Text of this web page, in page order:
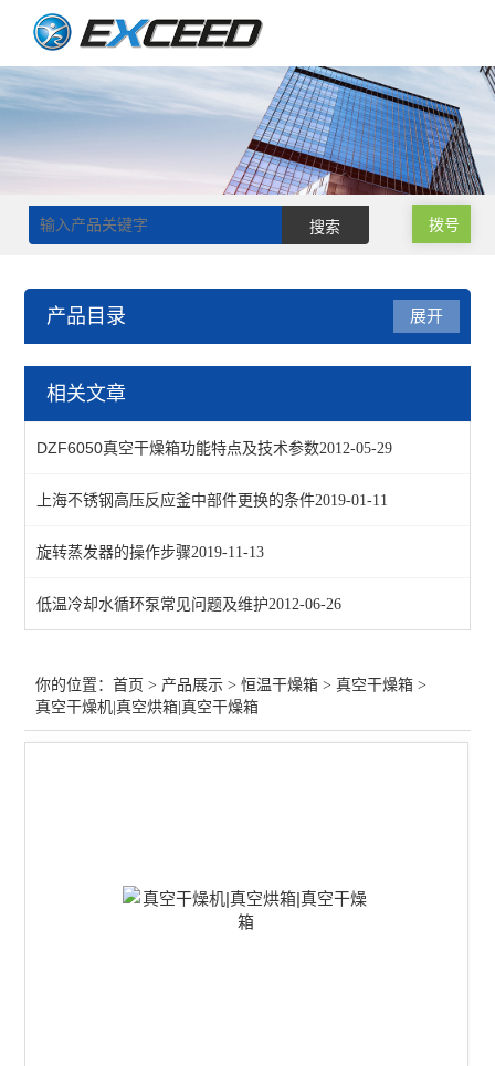
拨号
产品目录
恒温干燥箱
展开
相关文章
DZF6050真空干燥箱功能特点及技术参数2012-05-29
上海不锈钢高压反应釜中部件更换的条件2019-01-11
旋转蒸发器的操作步骤2019-11-13
低温冷却水循环泵常见问题及维护2012-06-26
你的位置：首页 > 产品展示 >恒温干燥箱 >真空干燥箱 >
真空干燥机|真空烘箱|真空干燥箱